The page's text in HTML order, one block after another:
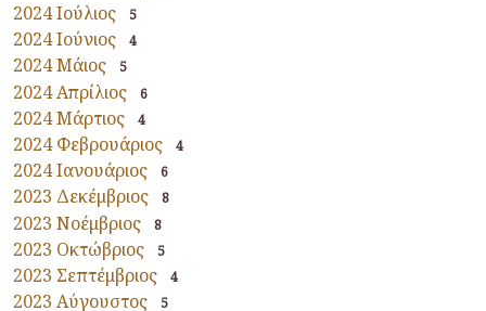
2024 Ιούλιος 5
2024 Ιούνιος 4
2024 Μάιος 5
2024 Απρίλιος 6
2024 Μάρτιος 4
2024 Φεβρουάριος 4
2024 Ιανουάριος 6
2023 Δεκέμβριος 8
2023 Νοέμβριος 8
2023 Οκτώβριος 5
2023 Σεπτέμβριος 4
2023 Αύγουστος 5